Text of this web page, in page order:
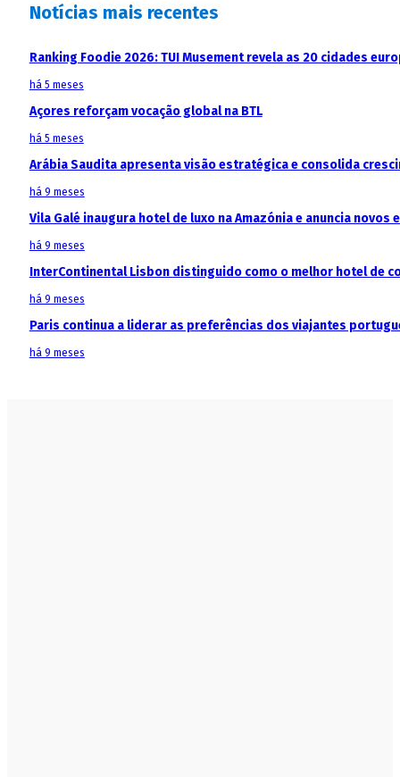
Notícias mais recentes
Ranking Foodie 2026: TUI Musement revela as 20 cidades
há 5 meses
Açores reforçam vocação global na BTL
há 5 meses
Arábia Saudita apresenta visão estratégica e consolida
há 9 meses
Vila Galé inaugura hotel de luxo na Amazónia e anuncia
há 9 meses
InterContinental Lisbon distinguido como o melhor hotel de
há 9 meses
Paris continua a liderar as preferências dos viajantes
há 9 meses